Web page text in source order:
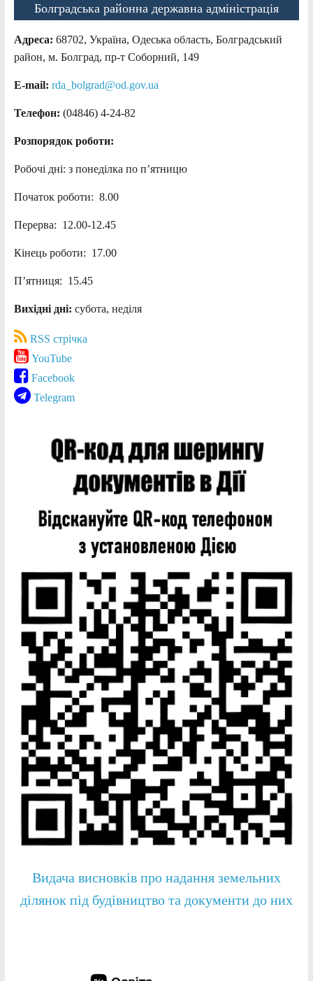
Болградська районна державна адміністрація
Адреса: 68702, Україна, Одеська область, Болградський
район, м. Болград, пр-т Соборний, 149
E-mail: rda_bolgrad@od.gov.ua
Телефон: (04846) 4-24-82
Розпорядок роботи:
Робочі дні: з понеділка по п’ятницю
Початок роботи: 8.00
Перерва: 12.00-12.45
Кінець роботи: 17.00
П’ятниця: 15.45
Вихідні дні: субота, неділя
RSS стрічка
YouTube
Facebook
Telegram
Видача висновків про надання земельних
ділянок під будівництво та документи до них